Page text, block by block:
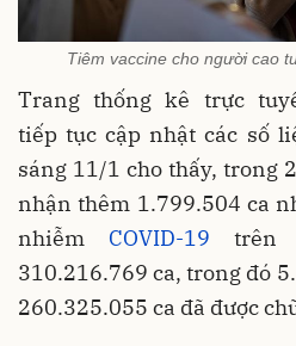
Tiêm vaccine cho người cao
Trang thống kê trực
tiếp tục cập nhật các số
sáng 11/1 cho thấy, trong
nhận thêm 1.799.504 ca
nhiễm COVID-19 trên
310.216.769 ca, trong đó
260.325.055 ca đã được